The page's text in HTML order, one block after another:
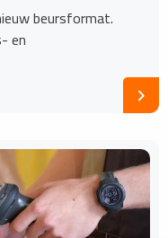
beursformat.
en